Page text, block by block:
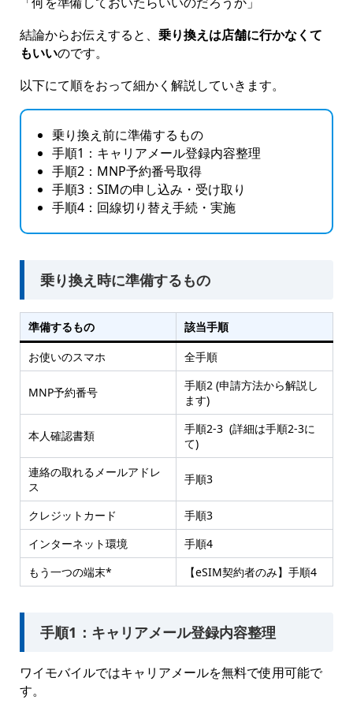
結論からお伝えすると、 乗り換えは店舗に行かなくて
もいいのです。
以下にて順をおって細かく解説していきます。
乗り換え前に準備するもの
手順1：キャリアメール登録内容整理
手順2：MNP予約番号取得
手順3：SIMの申し込み・受け取り
手順4：回線切り替え手続・実施
乗り換え時に準備するもの
準備するもの
該当手順
お使いのスマホ
全手順
MNP予約番号
手順2 (申請方法から解説し
ます)
本人確認書類
手順2-3 (詳細は手順2-3に
て)
連絡の取れるメールアドレ
ス
手順3
クレジットカード
手順3
インターネット環境
手順4
もう一つの端末*
【eSIM契約者のみ】手順4
手順1：キャリアメール登録内容整理
ワイモバイルではキャリアメールを無料で使用可能で
す。